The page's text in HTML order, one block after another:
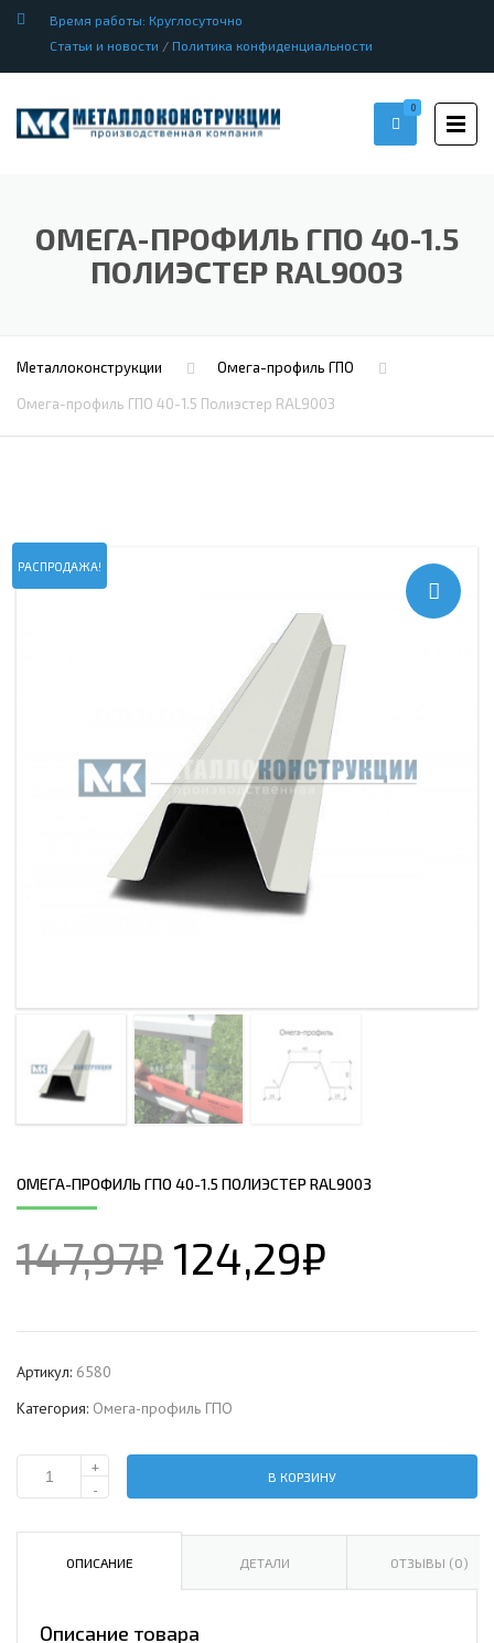
Время работы: Круглосуточно
Статьи и новости / Политика конфиденциальности
0
ОМЕГА-ПРОФИЛЬ ГПО 40-1.5
ПОЛИЭСТЕР RAL9003
Металлоконструкции Омега-профиль ГПО
Омега-профиль ГПО 40-1.5 Полиэстер RAL9003
РАСПРОДАЖА!
ОМЕГА-ПРОФИЛЬ ГПО 40-1.5 ПОЛИЭСТЕР RAL9003
147,97₽ 124,29₽
Артикул: 6580
Категория: Омега-профиль ГПО
Количество
профиль
Полиэстер
+
-
В КОРЗИНУ
ОПИСАНИЕ ДЕТАЛИ ОТЗЫВЫ (0)
Описание товара